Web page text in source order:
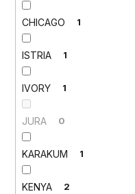
CHICAGO 1
ISTRIA 1
IVORY 1
JURA 0
KARAKUM 1
KENYA 2